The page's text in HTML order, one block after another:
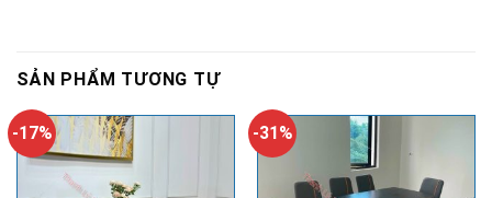
SẢN PHẨM TƯƠNG TỰ
-17% -31%